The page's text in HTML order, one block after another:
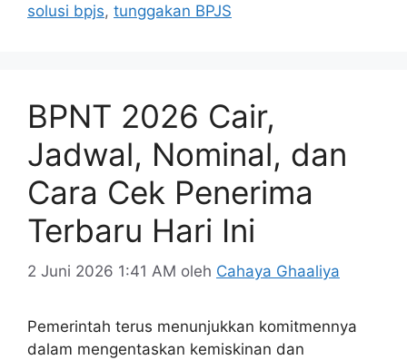
solusi bpjs, tunggakan BPJS
BPNT 2026 Cair,
Jadwal, Nominal, dan
Cara Cek Penerima
Terbaru Hari Ini
2 Juni 2026 1:41 AM oleh Cahaya Ghaaliya
Pemerintah terus menunjukkan komitmennya
dalam mengentaskan kemiskinan dan